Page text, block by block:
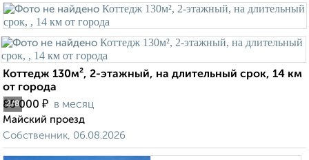
2/8
Коттедж 130м², 2-этажный, на длительный срок, 14 км
от города
85 000 ₽ в месяц
Майский проезд
Собственник, 06.08.2026